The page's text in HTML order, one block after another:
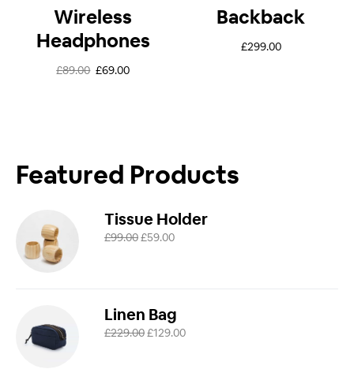
Wireless
Headphones
£89.00 £69.00
Backback
£299.00
Featured Products
Tissue Holder
£99.00£59.00
Linen Bag
£229.00£129.00